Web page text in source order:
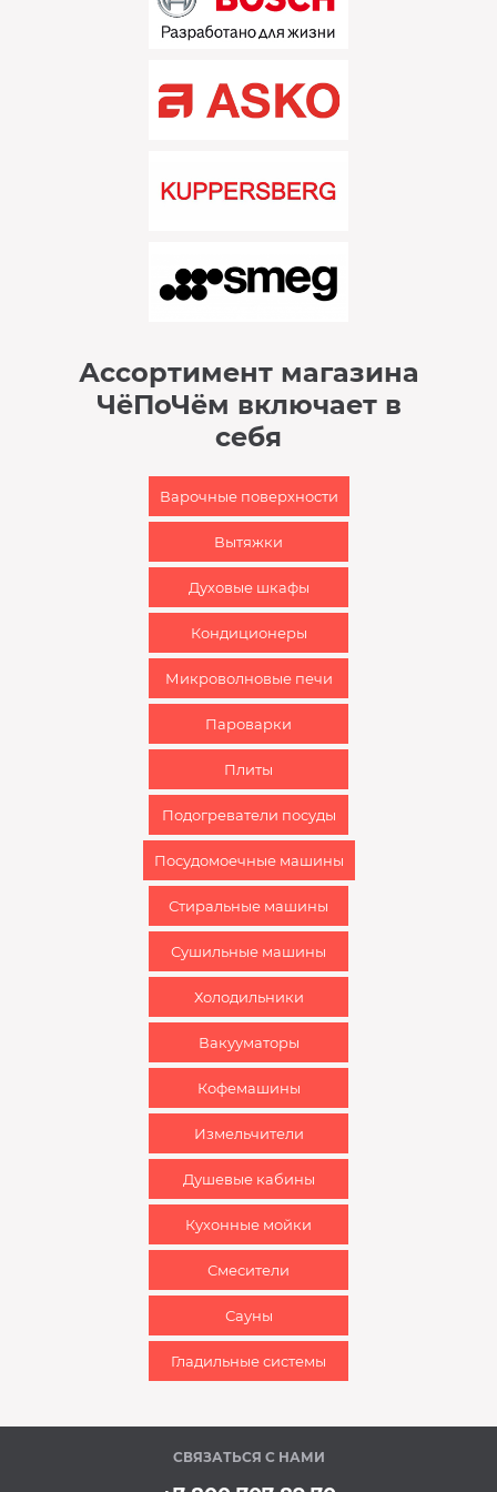
Ассортимент магазина
ЧёПоЧём включает в
себя
Варочные поверхности
Вытяжки
Духовые шкафы
Кондиционеры
Микроволновые печи
Пароварки
Плиты
Подогреватели посуды
Посудомоечные машины
Стиральные машины
Сушильные машины
Холодильники
Вакууматоры
Кофемашины
Измельчители
Душевые кабины
Кухонные мойки
Смесители
Сауны
Гладильные системы
СВЯЗАТЬСЯ С НАМИ